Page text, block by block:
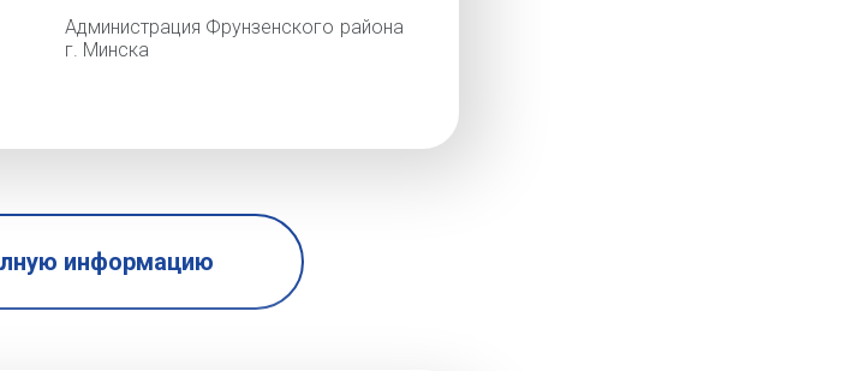
Администрация Фрунзенского района
г. Минска
информацию